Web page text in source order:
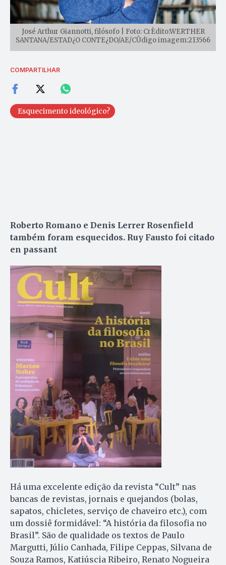
José Arthur Giannotti, filósofo | Foto: CrÈdito:WERTHER
SANTANA/ESTAD¿O CONTE¿DO/AE/CÛdigo imagem:213566
COMPARTILHAR
Esquecimento ideológico?
Roberto Romano e Denis Lerrer Rosenfield
também foram esquecidos. Ruy Fausto foi citado
en passant
Há uma excelente edição da revista “Cult” nas
bancas de revistas, jornais e quejandos (bolas,
sapatos, chicletes, serviço de chaveiro etc.), com
um dossiê formidável: “A história da filosofia no
Brasil”. São de qualidade os textos de Paulo
Margutti, Júlio Canhada, Filipe Ceppas, Silvana de
Souza Ramos, Katiúscia Ribeiro, Renato Nogueira